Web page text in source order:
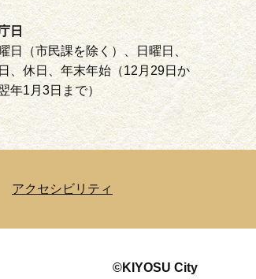
日
日（市民課を除く）、日曜日、
、休日、年末年始（12月29日か
年1月3日まで）
アクセシビリティ
©KIYOSU City